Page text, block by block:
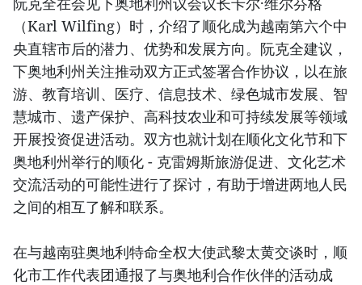
（Karl Wilfing）时，介绍了顺化成为越南第六个中
央直辖市后的潜力、优势和发展方向。阮克全建议，
下奥地利州关注推动双方正式签署合作协议，以在旅
游、教育培训、医疗、信息技术、绿色城市发展、智
慧城市、遗产保护、高科技农业和可持续发展等领域
开展投资促进活动。双方也就计划在顺化文化节和下
奥地利州举行的顺化 - 克雷姆斯旅游促进、文化艺术
交流活动的可能性进行了探讨，有助于增进两地人民
之间的相互了解和联系。
在与越南驻奥地利特命全权大使武黎太黄交谈时，顺
化市工作代表团通报了与奥地利合作伙伴的活动成